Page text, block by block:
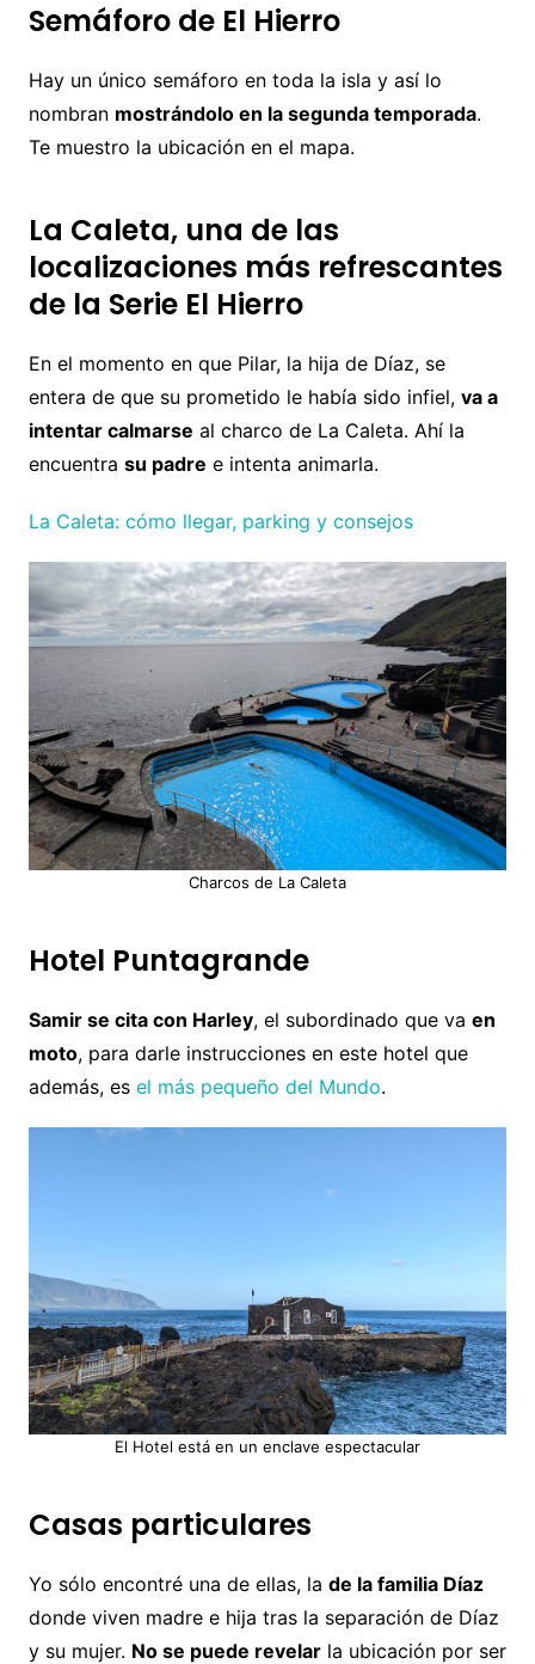
Semáforo de El Hierro
Hay un único semáforo en toda la isla y así lo
nombran mostrándolo en la segunda temporada.
Te muestro la ubicación en el mapa.
La Caleta, una de las
localizaciones más refrescantes
de la Serie El Hierro
En el momento en que Pilar, la hija de Díaz, se
entera de que su prometido le había sido infiel, va a
intentar calmarse al charco de La Caleta. Ahí la
encuentra su padre e intenta animarla.
La Caleta: cómo llegar, parking y consejos
Charcos de La Caleta
Hotel Puntagrande
Samir se cita con Harley, el subordinado que va en
moto, para darle instrucciones en este hotel que
además, es el más pequeño del Mundo.
El Hotel está en un enclave espectacular
Casas particulares
Yo sólo encontré una de ellas, la de la familia Díaz
donde viven madre e hija tras la separación de Díaz
y su mujer. No se puede revelarla ubicación por ser